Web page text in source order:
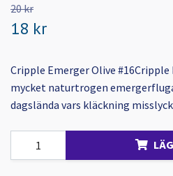
20 kr
18 kr
Cripple Emerger Olive #16Cripple
mycket naturtrogen
dagslända vars kläckning